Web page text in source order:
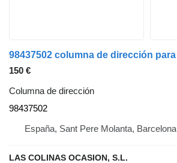
150 €
Columna de dirección
98437502
España, Sant Pere Molanta, Barcelona
LAS COLINAS OCASION, S.L.